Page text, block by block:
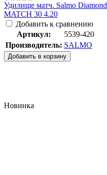
Удилище матч. Salmo Diamond
MATCH 30 4.20
Добавить к сравнению
Артикул:
5539-420
Производитель: SALMO
Добавить в корзину
Новинка